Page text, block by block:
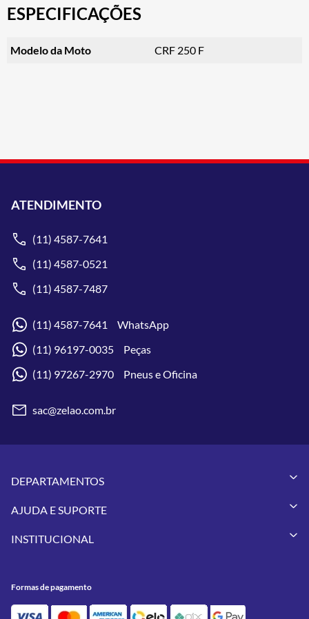
ESPECIFICAÇÕES
Modelo da Moto CRF 250 F
ATENDIMENTO
(11) 4587-7641
(11) 4587-0521
(11) 4587-7487
(11) 4587-7641 WhatsApp
(11) 96197-0035 Peças
(11) 97267-2970 Pneus e Oficina
sac@zelao.com.br
DEPARTAMENTOS
Vestuários
Pneus
Utilidades
AJUDA E SUPORTE
Meus Pedidos
Política de Privacidade
INSTITUCIONAL
Contato
Formas de pagamento